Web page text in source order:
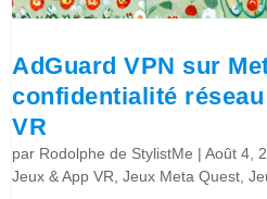
AdGuard VPN sur
confidentialité
VR
par Rodolphe de StylistMe |Août 4,
Jeux & App VR,Jeux Meta Quest,